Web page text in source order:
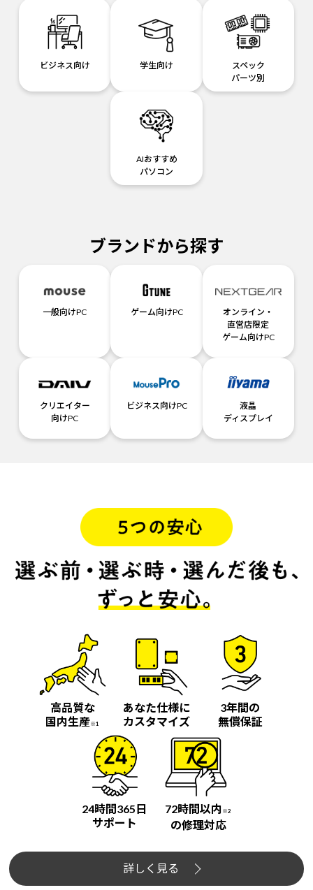
ビジネス向け 学生向け
スペック
パーツ別
AIおすすめ
パソコン
ブランドから探す
一般向けPC ゲーム向けPC
オンライン・
直営店限定
ゲーム向けPC
クリエイター
向けPC
ビジネス向けPC
液晶
ディスプレイ
高品質な
国内生産※1
あなた仕様に
カスタマイズ
3年間の
無償保証
24時間365日
サポート
72時間以内 ※2
の修理対応
詳しく見る